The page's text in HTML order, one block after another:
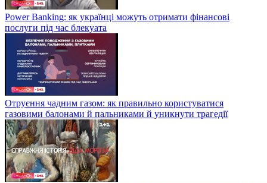
Power Banking: як українці можуть отримати фінансові
послуги під час блекуата
Отруєння чадним газом: як правильно користуватися
газовими балонами й пальниками й уникнути трагедії